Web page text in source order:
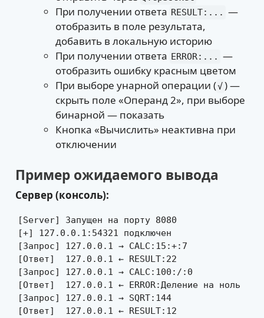
При получении ответа RESULT:... —
отобразить в поле результата,
добавить в локальную историю
При получении ответа ERROR:... —
отобразить ошибку красным цветом
При выборе унарной операции (√) —
скрыть поле «Операнд 2», при выборе
бинарной — показать
Кнопка «Вычислить» неактивна при
отключении
Пример ожидаемого вывода
Сервер (консоль):
[Server] Запущен на порту 8080
[+] 127.0.0.1:54321 подключен
[Запрос] 127.0.0.1 → CALC:15:+:7
[Ответ]  127.0.0.1 ← RESULT:22
[Запрос] 127.0.0.1 → CALC:100:/:0
[Ответ]  127.0.0.1 ← ERROR:Деление на ноль
[Запрос] 127.0.0.1 → SQRT:144
[Ответ]  127.0.0.1 ← RESULT:12